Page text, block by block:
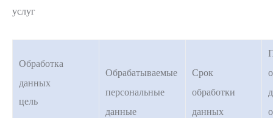
услуг
Обработка
данных
цель
Обрабатываемые
персональные
данные
Срок
обработки
данных